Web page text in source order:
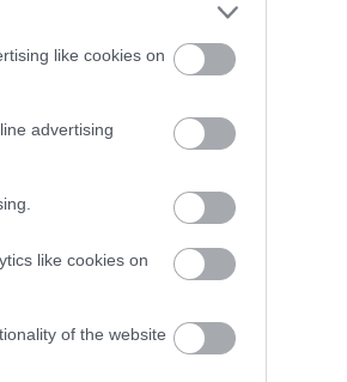
like cookies on
advertising
like cookies on
of the website
A 2019-es Oscar-gála